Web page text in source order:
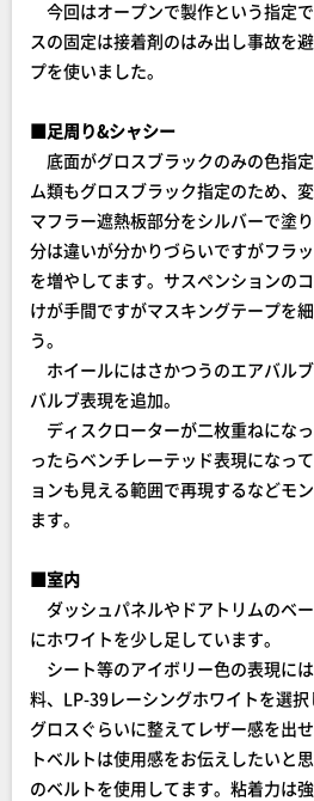
今回はオープンで製作という指定
スの固定は接着剤のはみ出し事故を
プを使いました。
■足周り&シャシー
底面がグロスブラックのみの色指
ム類もグロスブラック指定のため、
マフラー遮熱板部分をシルバーで塗
分は違いが分かりづらいですがフラ
を増やしてます。サスペンションの
けが手間ですがマスキングテープを
う。
ホイールにはさかつうのエアバル
バルブ表現を追加。
ディスクローターが二枚重ねにな
ったらベンチレーテッド表現になっ
ョンも見える範囲で再現するなどモ
ます。
■室内
ダッシュパネルやドアトリムのベ
にホワイトを少し足しています。
シート等のアイボリー色の表現に
料、LP-39レーシングホワイトを選
グロスぐらいに整えてレザー感を出
トベルトは使用感をお伝えしたいと
のベルトを使用してます。粘着力は